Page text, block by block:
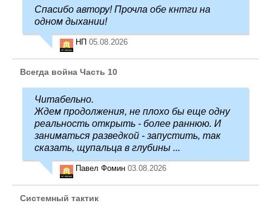
Спасибо автору! Прочла обе кнтги на
одном дыхании!
НП 05.08.2026
Всегда война Часть 10
Читабельно.
Ждем продолжения, не плохо бы еще одну
реальность открыть - более раннюю. И
заниматься разведкой - запустить, так
сказать, щупальца в глубины ...
Павел Фомин 03.08.2026
Системный тактик